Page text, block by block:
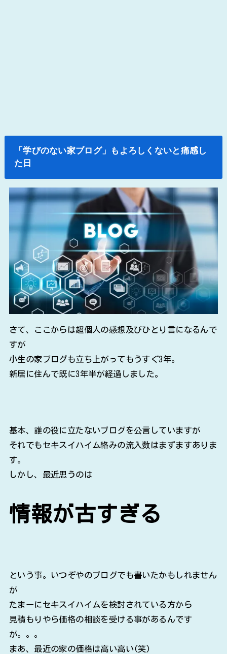
「学びのない家ブログ」もよろしくないと痛感し
た日
さて、ここからは超個人の感想及びひとり言になるんで
すが
小生の家ブログも立ち上がってもうすぐ3年。
新居に住んで既に3年半が経過しました。
基本、誰の役に立たないブログを公言していますが
それでもセキスイハイム絡みの流入数はまずますありま
す。
しかし、最近思うのは
情報が古すぎる
という事。いつぞやのブログでも書いたかもしれません
が
たまーにセキスイハイムを検討されている方から
見積もりやら価格の相談を受ける事があるんです
が。。。
まあ、最近の家の価格は高い高い(笑)